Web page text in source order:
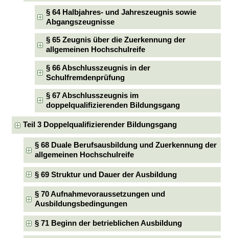
§ 64 Halbjahres- und Jahreszeugnis sowie
Abgangszeugnisse
§ 65 Zeugnis über die Zuerkennung der
allgemeinen Hochschulreife
§ 66 Abschlusszeugnis in der
Schulfremdenprüfung
§ 67 Abschlusszeugnis im
doppelqualifizierenden Bildungsgang
Teil 3 Doppelqualifizierender Bildungsgang
§ 68 Duale Berufsausbildung und Zuerkennung der
allgemeinen Hochschulreife
§ 69 Struktur und Dauer der Ausbildung
§ 70 Aufnahmevoraussetzungen und
Ausbildungsbedingungen
§ 71 Beginn der betrieblichen Ausbildung